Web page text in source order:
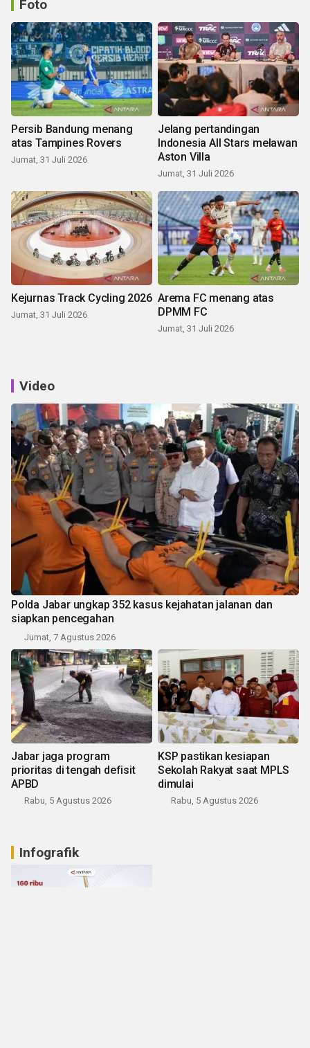
Foto
Persib Bandung menang
atas Tampines Rovers
Jumat, 31 Juli 2026
Jelang pertandingan
Indonesia All Stars melawan
Aston Villa
Jumat, 31 Juli 2026
Kejurnas Track Cycling 2026
Jumat, 31 Juli 2026
Arema FC menang atas
DPMM FC
Jumat, 31 Juli 2026
Video
Polda Jabar ungkap 352 kasus kejahatan jalanan dan
siapkan pencegahan
Jumat, 7 Agustus 2026
Jabar jaga program
prioritas di tengah defisit
APBD
Rabu, 5 Agustus 2026
KSP pastikan kesiapan
Sekolah Rakyat saat MPLS
dimulai
Rabu, 5 Agustus 2026
Infografik